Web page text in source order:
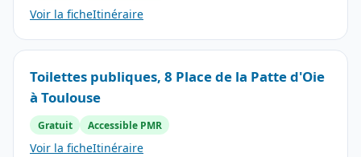
Voir la ficheItinéraire
Toilettes publiques, 8 Place de la Patte d'Oie
à Toulouse
Gratuit Accessible PMR
Voir la ficheItinéraire